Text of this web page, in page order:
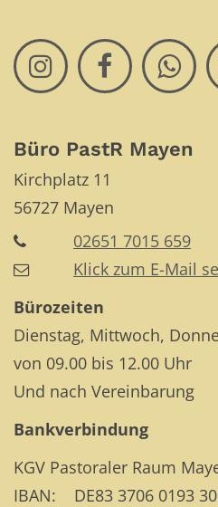
Büro PastR Mayen
Kirchplatz 11
56727 Mayen
02651 7015 659
Klick zum E-Mail
Bürozeiten
Dienstag, Mittwoch,
von 09.00 bis 12.00 Uhr
Und nach Vereinbarung
Bankverbindung
KGV Pastoraler Raum
IBAN: DE83 3706 0193